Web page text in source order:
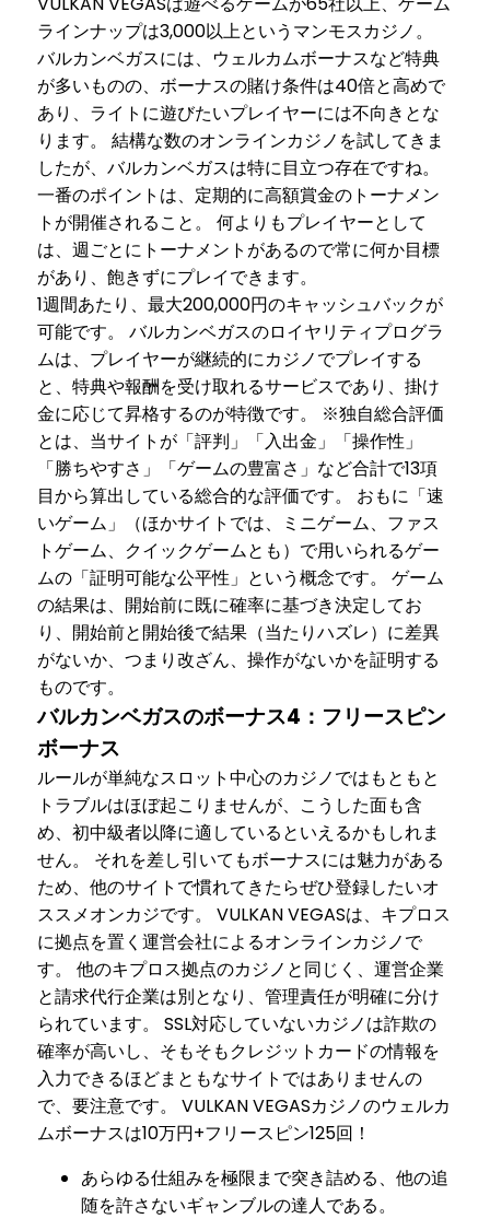
ラインナップは3,000以上というマンモスカジノ。
バルカンベガスには、ウェルカムボーナスなど特典
が多いものの、ボーナスの賭け条件は40倍と高めで
あり、ライトに遊びたいプレイヤーには不向きとな
ります。 結構な数のオンラインカジノを試してきま
したが、バルカンベガスは特に目立つ存在ですね。
一番のポイントは、定期的に高額賞金のトーナメン
トが開催されること。 何よりもプレイヤーとして
は、週ごとにトーナメントがあるので常に何か目標
があり、飽きずにプレイできます。
1週間あたり、最大200,000円のキャッシュバックが
可能です。 バルカンベガスのロイヤリティプログラ
ムは、プレイヤーが継続的にカジノでプレイする
と、特典や報酬を受け取れるサービスであり、掛け
金に応じて昇格するのが特徴です。 ※独自総合評価
とは、当サイトが「評判」「入出金」「操作性」
「勝ちやすさ」「ゲームの豊富さ」など合計で13項
目から算出している総合的な評価です。 おもに「速
いゲーム」（ほかサイトでは、ミニゲーム、ファス
トゲーム、クイックゲームとも）で用いられるゲー
ムの「証明可能な公平性」という概念です。 ゲーム
の結果は、開始前に既に確率に基づき決定してお
り、開始前と開始後で結果（当たりハズレ）に差異
がないか、つまり改ざん、操作がないかを証明する
ものです。
バルカンベガスのボーナス4：フリースピン
ボーナス
ルールが単純なスロット中心のカジノではもともと
トラブルはほぼ起こりませんが、こうした面も含
め、初中級者以降に適しているといえるかもしれま
せん。 それを差し引いてもボーナスには魅力がある
ため、他のサイトで慣れてきたらぜひ登録したいオ
ススメオンカジです。 VULKAN VEGASは、キプロス
に拠点を置く運営会社によるオンラインカジノで
す。 他のキプロス拠点のカジノと同じく、運営企業
と請求代行企業は別となり、管理責任が明確に分け
られています。 SSL対応していないカジノは詐欺の
確率が高いし、そもそもクレジットカードの情報を
入力できるほどまともなサイトではありませんの
で、要注意です。 VULKAN VEGASカジノのウェルカ
ムボーナスは10万円+フリースピン125回！
あらゆる仕組みを極限まで突き詰める、他の追
随を許さないギャンブルの達人である。